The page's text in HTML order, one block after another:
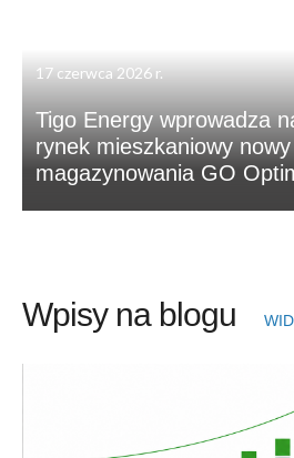
17 czerwca 2026 r.
Tigo Energy wprowadza
rynek mieszkaniowy
magazynowania GO
Wpisy na blogu